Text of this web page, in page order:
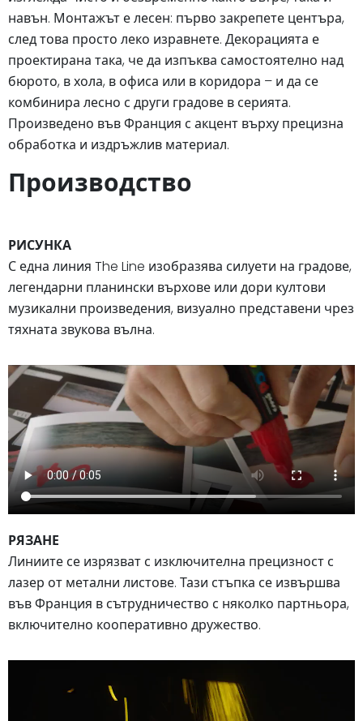
навън. Монтажът е лесен: първо закрепете центъра,
след това просто леко изравнете. Декорацията е
проектирана така, че да изпъква самостоятелно над
бюрото, в хола, в офиса или в коридора – и да се
комбинира лесно с други градове в серията.
Произведено във Франция с акцент върху прецизна
обработка и издръжлив материал.
Производство
РИСУНКА
С една линия The Line изобразява силуети на градове,
легендарни планински върхове или дори култови
музикални произведения, визуално представени чрез
тяхната звукова вълна.
РЯЗАНЕ
Линиите се изрязват с изключителна прецизност с
лазер от метални листове. Тази стъпка се извършва
във Франция в сътрудничество с няколко партньора,
включително кооперативно дружество.